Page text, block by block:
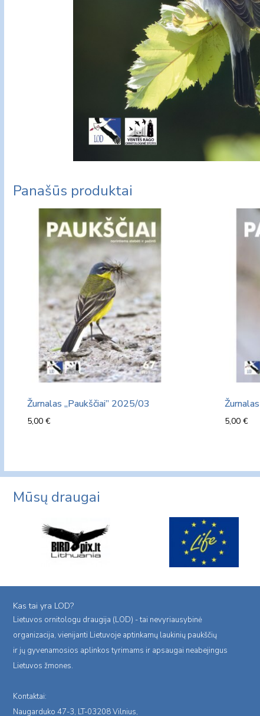
Panašūs produktai
Žurnalas „Paukščiai” 2025/03
5,00 € 5,00 €
Mūsų draugai
Kas tai yra LOD?
Lietuvos ornitologu draugija (LOD) - tai nevyriausybinė
organizacija, vienijanti Lietuvoje aptinkamų laukinių paukščių
ir jų gyvenamosios aplinkos tyrimams ir apsaugai neabejingus
Lietuvos žmones.
Kontaktai:
Naugarduko 47-3, LT-03208 Vilnius,